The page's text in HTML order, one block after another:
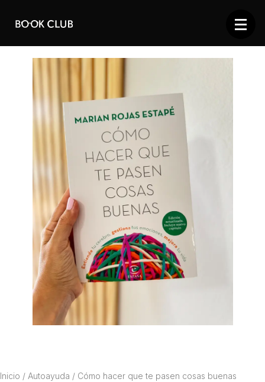
Inicio / Autoayuda / Cómo hacer que te pasen cosas buenas